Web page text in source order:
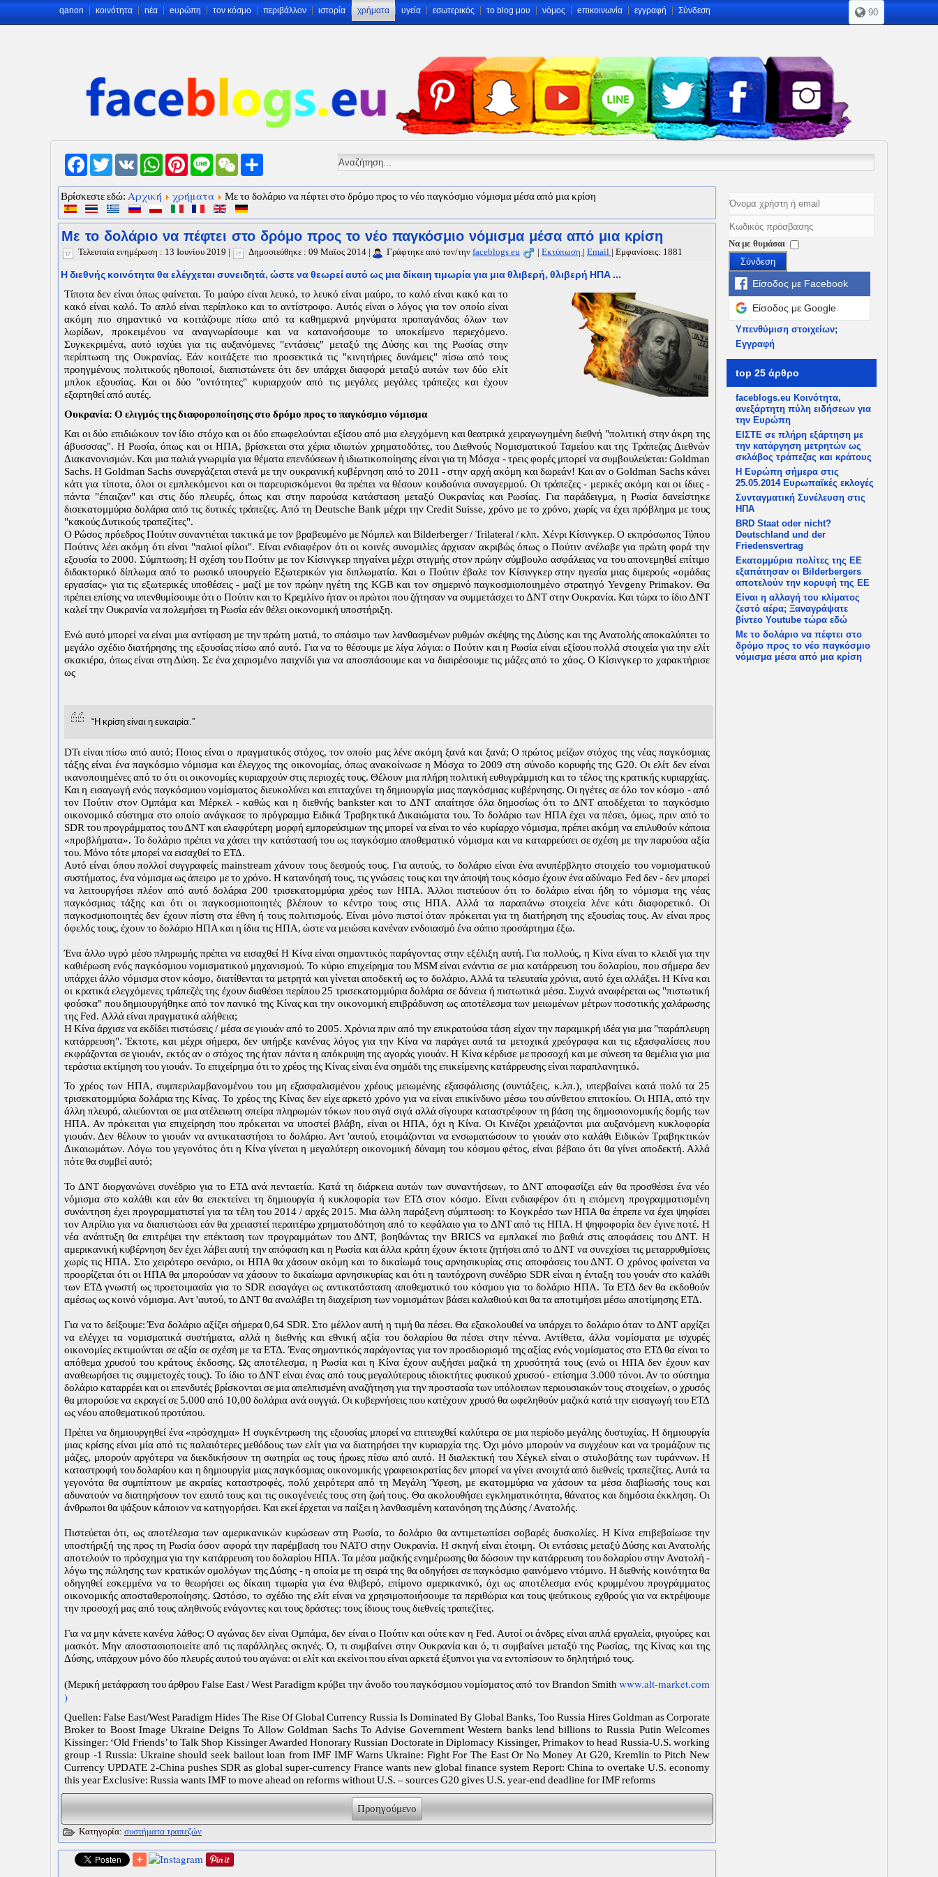
90
qanon κοινότητα nέα eυρώπη τον κόσμο περιβάλλον ιστορία χρήματα υγεία εσωτερικός το blog μου νόμος eπικοινωνία εγγραφή Σύνδεση
FacebookTwitterVK WhatsAppPinterest
Line WeChat
Βρίσκεστε εδώ: Αρχική χρήματα Με το δολάριο να πέφτει στο δρόμο προς το νέο παγκόσμιο νόμισμα μέσα από μια κρίση
Με το δολάριο να πέφτει στο δρόμο προς το νέο παγκόσμιο νόμισμα μέσα από μια κρίση
Τελευταία ενημέρωση : 13 Ιουνίου 2019 | Δημοσιεύθηκε : 09 Μαϊος 2014 | Γράφτηκε από τον/την faceblogs eu | Εκτύπωση | Email | Εμφανίσεις: 1881
Η διεθνής κοινότητα θα ελέγχεται συνειδητά, ώστε να θεωρεί αυτό ως μια δίκαιη τιμωρία για μια θλιβερή, θλιβερή ΗΠΑ ...
Τίποτα δεν είναι όπως φαίνεται. Το μαύρο είναι λευκό, το λευκό είναι μαύρο, το καλό είναι κακό και το
κακό είναι καλό. Το απλό είναι περίπλοκο και το αντίστροφο. Αυτός είναι ο λόγος για τον οποίο είναι
ακόμη πιο σημαντικό να κοιτάζουμε πίσω από τα καθημερινά μηνύματα προπαγάνδας όλων των
λωρίδων, προκειμένου να αναγνωρίσουμε και να κατανοήσουμε το υποκείμενο περιεχόμενο.
Συγκεκριμένα, αυτό ισχύει για τις αυξανόμενες "εντάσεις" μεταξύ της Δύσης και της Ρωσίας στην
περίπτωση της Ουκρανίας. Εάν κοιτάξετε πιο προσεκτικά τις "κινητήριες δυνάμεις" πίσω από τους
προηγμένους πολιτικούς ηθοποιοί, διαπιστώνετε ότι δεν υπάρχει διαφορά μεταξύ αυτών των δύο ελίτ
μπλοκ εξουσίας. Και οι δύο "οντότητες" κυριαρχούν από τις μεγάλες μεγάλες τράπεζες και έχουν
εξαρτηθεί από αυτές.
Ουκρανία: Ο ελιγμός της διαφοροποίησης στο δρόμο προς το παγκόσμιο νόμισμα
Και οι δύο επιδιώκουν τον ίδιο στόχο και οι δύο επωφελούνται εξίσου από μια ελεγχόμενη και θεατρικά χειραγωγημένη διεθνή "πολιτική στην άκρη της
άβυσσσας". Η Ρωσία, όπως και οι ΗΠΑ, βρίσκεται στα χέρια ιδιωτών χρηματοδότες, του Διεθνούς Νομισματικού Ταμείου και της Τράπεζας Διεθνών
Διακανονισμών. Και μια παλιά γνωριμία για θέματα επενδύσεων ή ιδιωτικοποίησης είναι για τη Μόσχα - τρεις φορές μπορεί να συμβουλεύεται: Goldman
Sachs. Η Goldman Sachs συνεργάζεται στενά με την ουκρανική κυβέρνηση από το 2011 - στην αρχή ακόμη και δωρεάν! Και αν ο Goldman Sachs κάνει
κάτι για τίποτα, όλοι οι εμπλεκόμενοι και οι παρευρισκόμενοι θα πρέπει να θέσουν κουδούνια συναγερμού. Οι τράπεζες - μερικές ακόμη και οι ίδιες -
πάντα "έπαιζαν" και στις δύο πλευρές, όπως και στην παρούσα κατάσταση μεταξύ Ουκρανίας και Ρωσίας. Για παράδειγμα, η Ρωσία δανείστηκε
δισεκατομμύρια δολάρια από τις δυτικές τράπεζες. Από τη Deutsche Bank μέχρι την Credit Suisse, χρόνο με το χρόνο, χωρίς να έχει πρόβλημα με τους
"κακούς Δυτικούς τραπεζίτες".
Ο Ρώσος πρόεδρος Πούτιν συναντιέται τακτικά με τον βραβευμένο με Νόμπελ και Bilderberger / Trilateral / κλπ. Χένρι Κίσινγκερ. Ο εκπρόσωπος Τύπου
Πούτινς λέει ακόμη ότι είναι "παλιοί φίλοι". Είναι ενδιαφέρον ότι οι κοινές συνομιλίες άρχισαν ακριβώς όπως ο Πούτιν ανέλαβε για πρώτη φορά την
εξουσία το 2000. Σύμπτωση; Η σχέση του Πούτιν με τον Κίσινγκερ πηγαίνει μέχρι στιγμής στον πρώην σύμβουλο ασφάλειας να του απονεμηθεί επίτιμο
διδακτορικό δίπλωμα από το ρωσικό υπουργείο Εξωτερικών για διπλωματία. Και ο Πούτιν έβαλε τον Κίσινγκερ στην ηγεσία μιας διμερούς «ομάδας
εργασίας» για τις εξωτερικές υποθέσεις - μαζί με τον πρώην ηγέτη της KGB και τον σημερινό παγκοσμιοποιημένο στρατηγό Yevgeny Primakov. Θα
πρέπει επίσης να υπενθυμίσουμε ότι ο Πούτιν και το Κρεμλίνο ήταν οι πρώτοι που ζήτησαν να συμμετάσχει το ΔΝΤ στην Ουκρανία. Και τώρα το ίδιο ΔΝΤ
καλεί την Ουκρανία να πολεμήσει τη Ρωσία εάν θέλει οικονομική υποστήριξη.
Ενώ αυτό μπορεί να είναι μια αντίφαση με την πρώτη ματιά, το σπάσιμο των λανθασμένων ρυθμών σκέψης της Δύσης και της Ανατολής αποκαλύπτει το
μεγάλο σχέδιο διατήρησης της εξουσίας πίσω από αυτό. Για να το θέσουμε με λίγα λόγια: ο Πούτιν και η Ρωσία είναι εξίσου πολλά στοιχεία για την ελίτ
σκακιέρα, όπως είναι στη Δύση. Σε ένα χειρισμένο παιχνίδι για να αποσπάσουμε και να διαιρέσουμε τις μάζες από το χάος. Ο Κίσινγκερ το χαρακτήρισε
ως
“Η κρίση είναι η ευκαιρία.”
DΤι είναι πίσω από αυτό; Ποιος είναι ο πραγματικός στόχος, τον οποίο μας λένε ακόμη ξανά και ξανά; Ο πρώτος μείζων στόχος της νέας παγκόσμιας
τάξης είναι ένα παγκόσμιο νόμισμα και έλεγχος της οικονομίας, όπως ανακοίνωσε η Μόσχα το 2009 στη σύνοδο κορυφής της G20. Οι ελίτ δεν είναι
ικανοποιημένες από το ότι οι οικονομίες κυριαρχούν στις περιοχές τους. Θέλουν μια πλήρη πολιτική ευθυγράμμιση και το τέλος της κρατικής κυριαρχίας.
Και η εισαγωγή ενός παγκόσμιου νομίσματος διευκολύνει και επιταχύνει τη δημιουργία μιας παγκόσμιας κυβέρνησης. Οι ηγέτες σε όλο τον κόσμο - από
τον Πούτιν στον Ομπάμα και Μέρκελ - καθώς και η διεθνής bankster και το ΔΝΤ απαίτησε όλα δημοσίως ότι το ΔΝΤ αποδέχεται το παγκόσμιο
οικονομικό σύστημα στο οποίο ανάγκασε το πρόγραμμα Ειδικά Τραβηκτικά Δικαιώματα του. Το δολάριο των ΗΠΑ έχει να πέσει, όμως, πριν από το
SDR του προγράμματος του ΔΝΤ και ελαφρύτερη μορφή εμπορεύσιμων της μπορεί να είναι το νέο κυρίαρχο νόμισμα, πρέπει ακόμη να επιλυθούν κάποια
«προβλήματα». Το δολάριο πρέπει να χάσει την κατάστασή του ως παγκόσμιο αποθεματικό νόμισμα και να καταρρεύσει σε σχέση με την παρούσα αξία
του. Μόνο τότε μπορεί να εισαχθεί το ΕΤΔ.
Αυτό είναι όπου πολλοί συγγραφείς mainstream χάνουν τους δεσμούς τους. Για αυτούς, το δολάριο είναι ένα ανυπέρβλητο στοιχείο του νομισματικού
συστήματος, ένα νόμισμα ως άπειρο με το χρόνο. Η κατανόησή τους, τις γνώσεις τους και την άποψή τους κόσμο έχουν ένα αδύναμο Fed δεν - δεν μπορεί
να λειτουργήσει πλέον από αυτό δολάρια 200 τρισεκατομμύρια χρέος των ΗΠΑ. Άλλοι πιστεύουν ότι το δολάριο είναι ήδη το νόμισμα της νέας
παγκόσμιας τάξης και ότι οι παγκοσμιοποιητές βλέπουν το κέντρο τους στις ΗΠΑ. Αλλά τα παραπάνω στοιχεία λένε κάτι διαφορετικό. Οι
παγκοσμιοποιητές δεν έχουν πίστη στα έθνη ή τους πολιτισμούς. Είναι μόνο πιστοί όταν πρόκειται για τη διατήρηση της εξουσίας τους. Αν είναι προς
όφελός τους, έχουν το δολάριο ΗΠΑ και η ίδια τις ΗΠΑ, ώστε να μειώσει κανέναν ενδοιασμό ένα σάπιο προσάρτημα έξω.
Ένα άλλο υγρό μέσο πληρωμής πρέπει να εισαχθεί Η Κίνα είναι σημαντικός παράγοντας στην εξέλιξη αυτή. Για πολλούς, η Κίνα είναι το κλειδί για την
καθιέρωση ενός παγκόσμιου νομισματικού μηχανισμού. Το κύριο επιχείρημα του MSM είναι ενάντια σε μια κατάρρευση του δολαρίου, που σήμερα δεν
υπάρχει άλλο νόμισμα στον κόσμο, διατίθενται τα μετρητά και γίνεται αποδεκτή ως το δολάριο. Αλλά τα τελευταία χρόνια, αυτό έχει αλλάξει. Η Κίνα και
οι κρατικά ελεγχόμενες τράπεζές της έχουν διαθέσει περίπου 25 τρισεκατομμύρια δολάρια σε δάνεια ή πιστωτικά μέσα. Συχνά αναφέρεται ως "πιστωτική
φούσκα" που δημιουργήθηκε από τον πανικό της Κίνας και την οικονομική επιβράδυνση ως αποτέλεσμα των μειωμένων μέτρων ποσοτικής χαλάρωσης
της Fed. Αλλά είναι πραγματικά αλήθεια;
Η Κίνα άρχισε να εκδίδει πιστώσεις / μέσα σε γιουάν από το 2005. Χρόνια πριν από την επικρατούσα τάση είχαν την παραμικρή ιδέα για μια "παράπλευρη
κατάρρευση". Έκτοτε, και μέχρι σήμερα, δεν υπήρξε κανένας λόγος για την Κίνα να παράγει αυτά τα μετοχικά χρεόγραφα και τις εξασφαλίσεις που
εκφράζονται σε γιουάν, εκτός αν ο στόχος της ήταν πάντα η απόκρυψη της αγοράς γιουάν. Η Κίνα κέρδισε με προσοχή και με σύνεση τα θεμέλια για μια
τεράστια εκτίμηση του γιουάν. Το επιχείρημα ότι το χρέος της Κίνας είναι ένα σημάδι της επικείμενης κατάρρευσης είναι παραπλανητικό.
Το χρέος των ΗΠΑ, συμπεριλαμβανομένου του μη εξασφαλισμένου χρέους μειωμένης εξασφάλισης (συντάξεις, κ.λπ.), υπερβαίνει κατά πολύ τα 25
τρισεκατομμύρια δολάρια της Κίνας. Το χρέος της Κίνας δεν είχε αρκετό χρόνο για να είναι επικίνδυνο μέσω του σύνθετου επιτοκίου. Οι ΗΠΑ, από την
άλλη πλευρά, αλιεύονται σε μια ατέλειωτη σπείρα πληρωμών τόκων που σιγά σιγά αλλά σίγουρα καταστρέφουν τη βάση της δημοσιονομικής δομής των
ΗΠΑ. Αν πρόκειται για επιχείρηση που πρόκειται να υποστεί βλάβη, είναι οι ΗΠΑ, όχι η Κίνα. Οι Κινέζοι χρειάζονται μια αυξανόμενη κυκλοφορία
γιουάν. Δεν θέλουν το γιουάν να αντικαταστήσει το δολάριο. Αντ 'αυτού, ετοιμάζονται να ενσωματώσουν το γιουάν στο καλάθι Ειδικών Τραβηκτικών
Δικαιωμάτων. Λόγω του γεγονότος ότι η Κίνα γίνεται η μεγαλύτερη οικονομική δύναμη του κόσμου φέτος, είναι βέβαιο ότι θα γίνει αποδεκτή. Αλλά
πότε θα συμβεί αυτό;
Το ΔΝΤ διοργανώνει συνέδριο για το ΕΤΔ ανά πενταετία. Κατά τη διάρκεια αυτών των συναντήσεων, το ΔΝΤ αποφασίζει εάν θα προσθέσει ένα νέο
νόμισμα στο καλάθι και εάν θα επεκτείνει τη δημιουργία ή κυκλοφορία των ΕΤΔ στον κόσμο. Είναι ενδιαφέρον ότι η επόμενη προγραμματισμένη
συνάντηση έχει προγραμματιστεί για τα τέλη του 2014 / αρχές 2015. Μια άλλη παράξενη σύμπτωση: το Κογκρέσο των ΗΠΑ θα έπρεπε να έχει ψηφίσει
τον Απρίλιο για να διαπιστώσει εάν θα χρειαστεί περαιτέρω χρηματοδότηση από το κεφάλαιο για το ΔΝΤ από τις ΗΠΑ. Η ψηφοφορία δεν έγινε ποτέ. Η
νέα ανάπτυξη θα επιτρέψει την επέκταση των προγραμμάτων του ΔΝΤ, βοηθώντας την BRICS να εμπλακεί πιο βαθιά στις αποφάσεις του ΔΝΤ. Η
αμερικανική κυβέρνηση δεν έχει λάβει αυτή την απόφαση και η Ρωσία και άλλα κράτη έχουν έκτοτε ζητήσει από το ΔΝΤ να συνεχίσει τις μεταρρυθμίσεις
χωρίς τις ΗΠΑ. Στο χειρότερο σενάριο, οι ΗΠΑ θα χάσουν ακόμη και το δικαίωμά τους αρνησικυρίας στις αποφάσεις του ΔΝΤ. Ο χρόνος φαίνεται να
προορίζεται ότι οι ΗΠΑ θα μπορούσαν να χάσουν το δικαίωμα αρνησικυρίας και ότι η ταυτόχρονη συνέδριο SDR είναι η ένταξη του γουάν στο καλάθι
των ΕΤΔ γνωστή ως προετοιμασία για το SDR εισαγάγει ως αντικατάσταση αποθεματικό του κόσμου για το δολάριο ΗΠΑ. Τα ΕΤΔ δεν θα εκδοθούν
αμέσως ως κοινό νόμισμα. Αντ 'αυτού, το ΔΝΤ θα αναλάβει τη διαχείριση των νομισμάτων βάσει καλαθιού και θα τα αποτιμήσει μέσω αποτίμησης ΕΤΔ.
Για να το δείξουμε: Ένα δολάριο αξίζει σήμερα 0,64 SDR. Στο μέλλον αυτή η τιμή θα πέσει. Θα εξακολουθεί να υπάρχει το δολάριο όταν το ΔΝΤ αρχίζει
να ελέγχει τα νομισματικά συστήματα, αλλά η διεθνής και εθνική αξία του δολαρίου θα πέσει στην πέννα. Αντίθετα, άλλα νομίσματα με ισχυρές
οικονομίες εκτιμούνται σε αξία σε σχέση με τα ΕΤΔ. Ένας σημαντικός παράγοντας για τον προσδιορισμό της αξίας ενός νομίσματος στο ΕΤΔ θα είναι το
απόθεμα χρυσού του κράτους έκδοσης. Ως αποτέλεσμα, η Ρωσία και η Κίνα έχουν αυξήσει μαζικά τη χρυσότητά τους (ενώ οι ΗΠΑ δεν έχουν καν
αναθεωρήσει τις συμμετοχές τους). Το ίδιο το ΔΝΤ είναι ένας από τους μεγαλύτερους ιδιοκτήτες φυσικού χρυσού - επίσημα 3.000 τόνοι. Αν το σύστημα
δολάριο καταρρέει και οι επενδυτές βρίσκονται σε μια απελπισμένη αναζήτηση για την προστασία των υπόλοιπων περιουσιακών τους στοιχείων, ο χρυσός
θα μπορούσε να εκραγεί σε 5.000 από 10,00 δολάρια ανά ουγγιά. Οι κυβερνήσεις που κατέχουν χρυσό θα ωφεληθούν μαζικά κατά την εισαγωγή του ΕΤΔ
ως νέου αποθεματικού προτύπου.
Πρέπει να δημιουργηθεί ένα «πρόσχημα» Η συγκέντρωση της εξουσίας μπορεί να επιτευχθεί καλύτερα σε μια περίοδο μεγάλης δυστυχίας. Η δημιουργία
μιας κρίσης είναι μία από τις παλαιότερες μεθόδους των ελίτ για να διατηρήσει την κυριαρχία της. Όχι μόνο μπορούν να συγχέουν και να τρομάζουν τις
μάζες, μπορούν αργότερα να διεκδικήσουν τη σωτηρία ως τους ήρωες πίσω από αυτό. Η διαλεκτική του Χέγκελ είναι ο στυλοβάτης των τυράννων. Η
καταστροφή του δολαρίου και η δημιουργία μιας παγκόσμιας οικονομικής γραφειοκρατίας δεν μπορεί να γίνει ανοιχτά από διεθνείς τραπεζίτες. Αυτά τα
γεγονότα θα συμπίπτουν με ακραίες καταστροφές, πολύ χειρότερα από τη Μεγάλη Ύφεση, με εκατομμύρια να χάσουν τα μέσα διαβίωσής τους και
αδυνατούν να διατηρήσουν τον εαυτό τους και τις οικογένειές τους στη ζωή τους. Θα ακολουθήσει εγκληματικότητα, θάνατος και δημόσια έκκληση. Οι
άνθρωποι θα ψάξουν κάποιον να κατηγορήσει. Και εκεί έρχεται να παίξει η λανθασμένη κατανόηση της Δύσης / Ανατολής.
Πιστεύεται ότι, ως αποτέλεσμα των αμερικανικών κυρώσεων στη Ρωσία, το δολάριο θα αντιμετωπίσει σοβαρές δυσκολίες. Η Κίνα επιβεβαίωσε την
υποστήριξή της προς τη Ρωσία όσον αφορά την παρέμβαση του ΝΑΤΟ στην Ουκρανία. Η σκηνή είναι έτοιμη. Οι εντάσεις μεταξύ Δύσης και Ανατολής
αποτελούν το πρόσχημα για την κατάρρευση του δολαρίου ΗΠΑ. Τα μέσα μαζικής ενημέρωσης θα δώσουν την κατάρρευση του δολαρίου στην Ανατολή -
λόγω της πώλησης των κρατικών ομολόγων της Δύσης - η οποία με τη σειρά της θα οδηγήσει σε παγκόσμιο φαινόμενο ντόμινο. Η διεθνής κοινότητα θα
οδηγηθεί εσκεμμένα να το θεωρήσει ως δίκαιη τιμωρία για ένα θλιβερό, επίμονο αμερικανικό, όχι ως αποτέλεσμα ενός κρυμμένου προγράμματος
οικονομικής αποσταθεροποίησης. Ωστόσο, το σχέδιο της ελίτ είναι να χρησιμοποιήσουμε τα περιθώρια και τους ψεύτικους εχθρούς για να εκτρέψουμε
την προσοχή μας από τους αληθινούς ενάγοντες και τους δράστες: τους ίδιους τους διεθνείς τραπεζίτες.
Για να μην κάνετε κανένα λάθος: Ο αγώνας δεν είναι Ομπάμα, δεν είναι ο Πούτιν και ούτε καν η Fed. Αυτοί οι άνδρες είναι απλά εργαλεία, φιγούρες και
μασκότ. Μην αποστασιοποιείτε από τις παράλληλες σκηνές. Ό, τι συμβαίνει στην Ουκρανία και ό, τι συμβαίνει μεταξύ της Ρωσίας, της Κίνας και της
Δύσης, υπάρχουν μόνο δύο πλευρές αυτού του αγώνα: οι ελίτ και εκείνοι που είναι αρκετά έξυπνοι για να εντοπίσουν το δηλητήριό τους.
(Μερική μετάφραση του άρθρου False East / West Paradigm κρύβει την άνοδο του παγκόσμιου νομίσματος από τον Brandon Smith www.alt-market.com
)
Quellen: False East/West Paradigm Hides The Rise Of Global Currency Russia Is Dominated By Global Banks, Too Russia Hires Goldman as Corporate
Broker to Boost Image Ukraine Deigns To Allow Goldman Sachs To Advise Government Western banks lend billions to Russia Putin Welcomes
Kissinger: ‘Old Friends’ to Talk Shop Kissinger Awarded Honorary Russian Doctorate in Diplomacy Kissinger, Primakov to head Russia-U.S. working
group -1 Russia: Ukraine should seek bailout loan from IMF IMF Warns Ukraine: Fight For The East Or No Money At G20, Kremlin to Pitch New
Currency UPDATE 2-China pushes SDR as global super-currency France wants new global finance system Report: China to overtake U.S. economy
this year Exclusive: Russia wants IMF to move ahead on reforms without U.S. – sources G20 gives U.S. year-end deadline for IMF reforms
Προηγούμενο
Κατηγορία: συστήματα τραπεζών
Να με θυμάσαι
Σύνδεση
Είσοδος με Facebook
Είσοδος με Google
Υπενθύμιση στοιχείων;
Εγγραφή
top 25 άρθρο
faceblogs.eu Κοινότητα,
ανεξάρτητη πύλη ειδήσεων για
την Ευρώπη
ΕΙΣΤΕ σε πλήρη εξάρτηση με
την κατάργηση μετρητών ως
σκλάβος τράπεζας και κράτους
Η Ευρώπη σήμερα στις
25.05.2014 Ευρωπαϊκές εκλογές
Συνταγματική Συνέλευση στις
ΗΠΑ
BRD Staat oder nicht?
Deutschland und der
Friedensvertrag
Εκατομμύρια πολίτες της ΕΕ
εξαπάτησαν οι Bilderbergers
αποτελούν την κορυφή της ΕΕ
Είναι η αλλαγή του κλίματος
ζεστό αέρα; Ξαναγράψατε
βίντεο Youtube τώρα εδώ
Με το δολάριο να πέφτει στο
δρόμο προς το νέο παγκόσμιο
νόμισμα μέσα από μια κρίση